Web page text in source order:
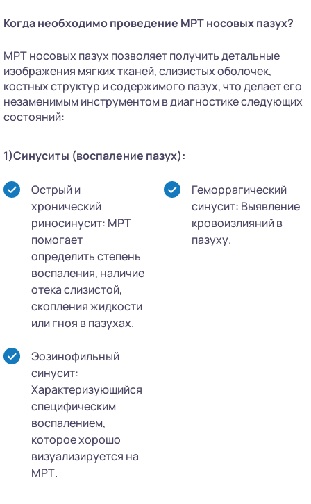
Когда необходимо проведение МРТ носовых пазух?
МРТ носовых пазух позволяет получить детальные
изображения мягких тканей, слизистых оболочек,
костных структур и содержимого пазух, что делает его
незаменимым инструментом в диагностике следующих
состояний:
1)Синуситы (воспаление пазух):
Острый и
хронический
риносинусит: МРТ
помогает
определить степень
воспаления, наличие
отека слизистой,
скопления жидкости
или гноя в пазухах.
Геморрагический
синусит: Выявление
кровоизлияний в
пазуху.
Эозинофильный
синусит:
Характеризующийся
специфическим
воспалением,
которое хорошо
визуализируется на
МРТ.